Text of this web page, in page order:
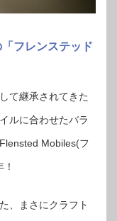
フレンステッド
て継承されてきた
ルに合わせたバラ
Mobiles(フ
、まさにクラフト